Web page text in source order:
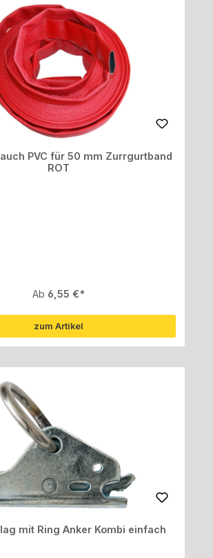
PVC für 50 mm Zurrgurtband
ROT
Regulärer Preis:
Ab 6,55 €
zum Artikel
mit Ring Anker Kombi einfach